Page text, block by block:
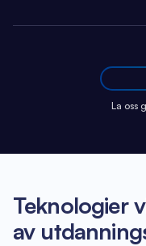
La oss
Teknologier
av